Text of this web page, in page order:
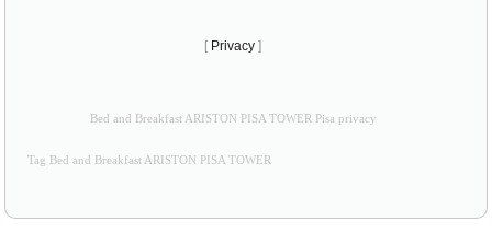
[ Privacy ]
Bed and Breakfast ARISTON PISA TOWER Pisa privacy
Tag Bed and Breakfast ARISTON PISA TOWER